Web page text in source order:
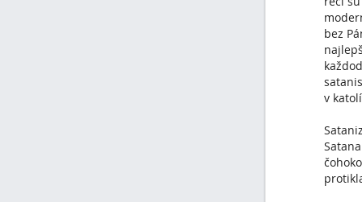
bez
v